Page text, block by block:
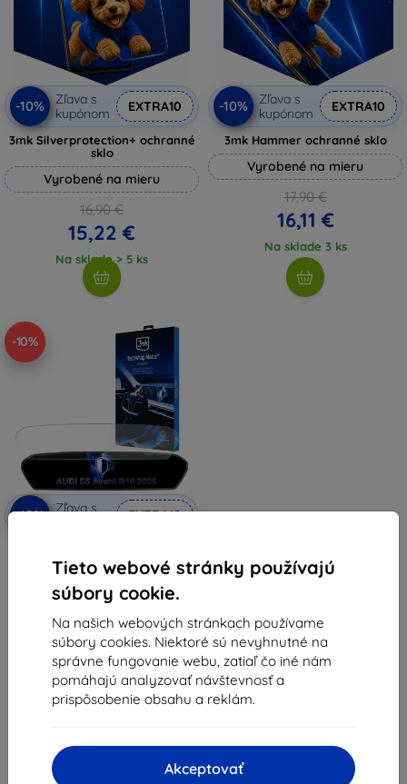
Tieto webové stránky používajú
súbory cookie.
Na našich webových stránkach používame
súbory cookies. Niektoré sú nevyhnutné na
správne fungovanie webu, zatiaľ čo iné nám
pomáhajú analyzovať návštevnosť a
prispôsobenie obsahu a reklám.
Akceptovať
-10%
Zľava s
kupónom
EXTRA10
3mk Silverprotection+ ochranné
sklo
Vyrobené na mieru
16,90 €
15,22 €
Na sklade > 5 ks
-10%
Zľava s
kupónom
EXTRA10
3mk Hammer ochranné sklo
Vyrobené na mieru
17,90 €
16,11 €
Na sklade 3 ks
-10%
-10%
Zľava s
EXTRA10
fólia na stredný displej pre AUDI
S5 Avant B10 2025-
46,90 €
42,21 €
Na sklade 1 ks
z celkom